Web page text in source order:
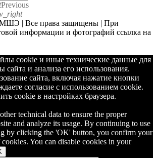
Previous
| Все права защищены | При
информации и фотографий ссылка на
cookie и иные технические данные для
сайта и анализа его использования.
сайта, включая нажатие кнопки
согласие с использованием cookie.
cookie в настройках браузера.
technical data to ensure the proper
and analyze its usage. By continuing to use
by clicking the 'OK' button, you confirm your
cookies. You can disable cookies in your